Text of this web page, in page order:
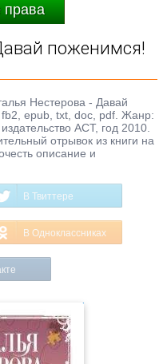
права
поженимся!
Нестерова - Давай
epub, txt, doc, pdf. Жанр:
АСТ, год 2010.
отрывок из книги на
описание и
В Твиттере
В Одноклассниках